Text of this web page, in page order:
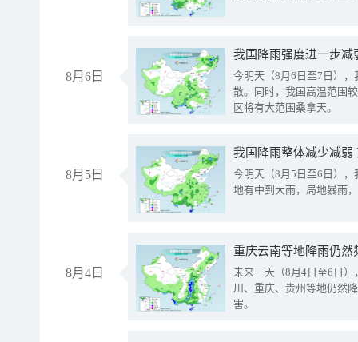
8月6日
今明天（8月6日至7日）
散。同时，我国高温范围
区将有大范围桑拿天。
8月5日
我国降雨整体减少减弱
今明天（8月5日至6日）
地有中到大雨，局地暴雨
8月4日
重庆云南等地降雨仍然
未来三天（8月4日至6日
川、重庆、贵州等地仍然
害。